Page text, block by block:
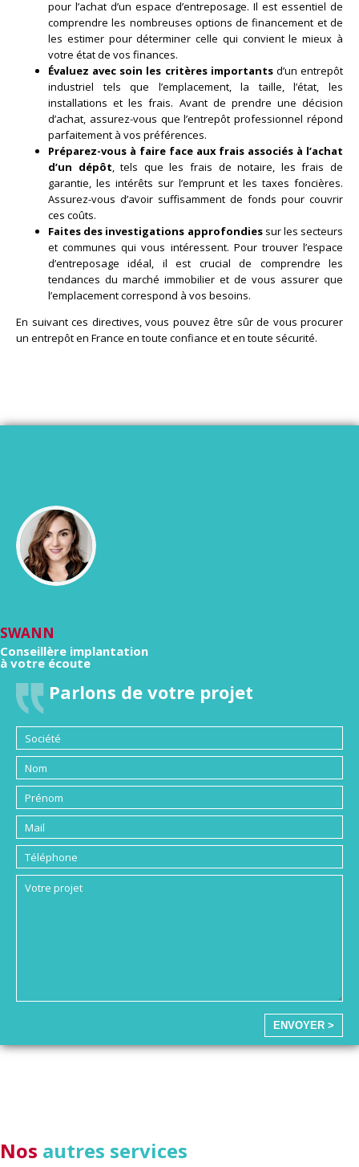
pour l’achat d’un espace d’entreposage. Il est essentiel de
comprendre les nombreuses options de financement et de
les estimer pour déterminer celle qui convient le mieux à
votre état de vos finances.
Évaluez avec soin les critères importantsd’un entrepôt
industriel tels que l’emplacement, la taille, l’état, les
installations et les frais. Avant de prendre une décision
d’achat, assurez-vous que l’entrepôt professionnel répond
parfaitement à vos préférences.
Préparez-vous à faire face aux frais associés à l’achat
d’un dépôt, tels que les frais de notaire, les frais de
garantie, les intérêts sur l’emprunt et les taxes foncières.
Assurez-vous d’avoir suffisamment de fonds pour couvrir
ces coûts.
Faites des investigations approfondiessur les secteurs
et communes qui vous intéressent. Pour trouver l’espace
d’entreposage idéal, il est crucial de comprendre les
tendances du marché immobilier et de vous assurer que
l’emplacement correspond à vos besoins.
En suivant ces directives, vous pouvez être sûr de vous procurer
un entrepôt en France en toute confiance et en toute sécurité.
SWANN
Conseillère implantation
à votre écoute
Parlons de votre projet
ENVOYER >
Nos autres services